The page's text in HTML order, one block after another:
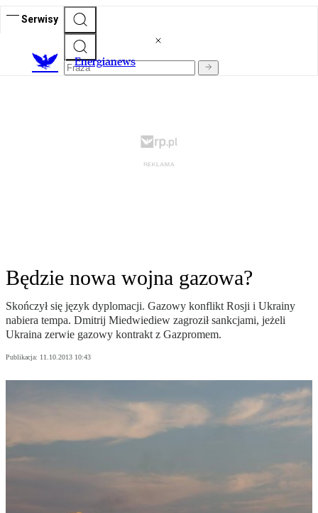
Serwisy
Energianews
Będzie nowa wojna gazowa?
Skończył się język dyplomacji. Gazowy konflikt Rosji i Ukrainy
nabiera tempa. Dmitrij Miedwiediew zagroził sankcjami, jeżeli
Ukraina zerwie gazowy kontrakt z Gazpromem.
Publikacja: 11.10.2013 10:43